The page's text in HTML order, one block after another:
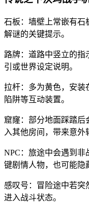
石板：墙壁上常嵌有石
解谜的关键提示。
路牌：道路中竖立的
引或世界设定说明。
拉杆：多为黄色，安装
陷阱等互动装置。
窟窿：部分地面踩踏
入其他房间，带来意外
NPC：旅途中会遇到
键剧情人物，也可能隐
感叹号：冒险途中若突
进入战斗状态。